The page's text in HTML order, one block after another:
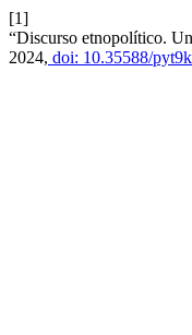
[1]
“Discurso etnopolítico.
2024, doi: 10.35588/